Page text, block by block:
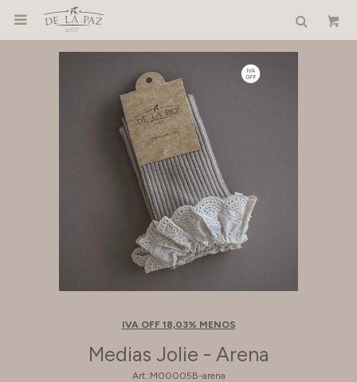

IVA OFF 18,03% MENOS
Medias Jolie - Arena
M00005B-arena